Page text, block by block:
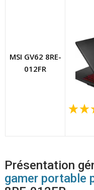
MSI GV62 8RE-
012FR
Présentation
gamer portable